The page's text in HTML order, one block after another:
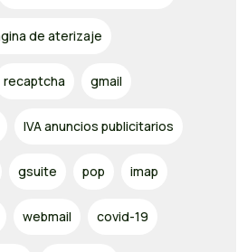
de aterizaje
recaptcha gmail
IVA anuncios publicitarios
gsuite pop imap
webmail covid-19